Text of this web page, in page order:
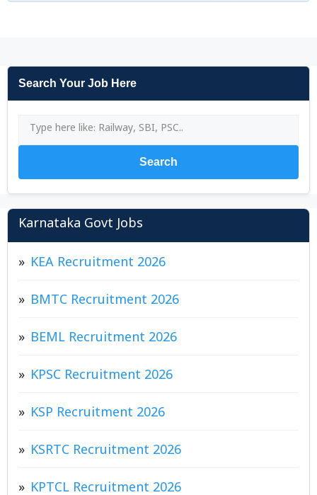
Search Your Job Here
Search
Karnataka Govt Jobs
KEA Recruitment 2026
BMTC Recruitment 2026
BEML Recruitment 2026
KPSC Recruitment 2026
KSP Recruitment 2026
KSRTC Recruitment 2026
KPTCL Recruitment 2026